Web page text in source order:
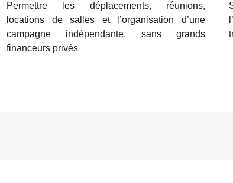
Permettre les déplacements, réunions,
locations de salles et l’organisation d’une
campagne indépendante, sans grands
financeurs privés